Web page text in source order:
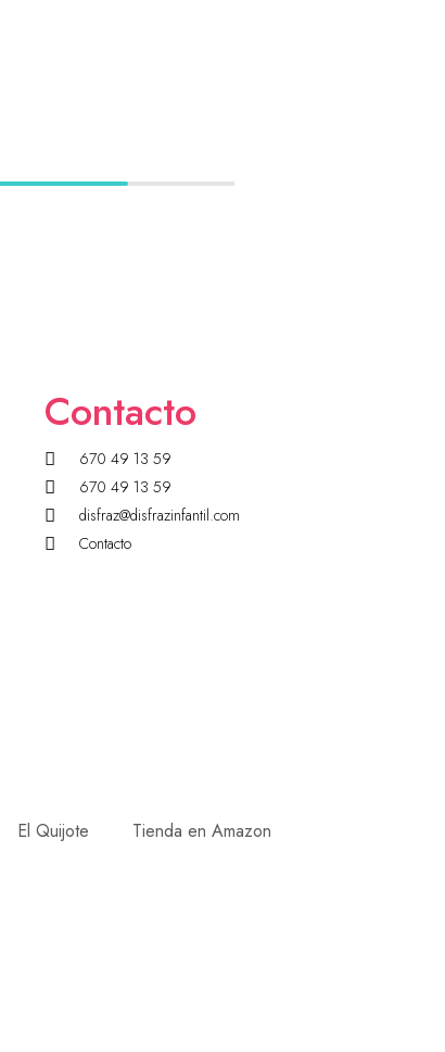
Contacto
670 49 13 59
670 49 13 59
disfraz@disfrazinfantil.com
Contacto
El Quijote Tienda en Amazon